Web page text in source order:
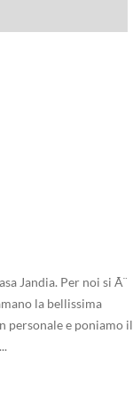
Jandia. Per noi si Ã¨
la bellissima
personale e poniamo il